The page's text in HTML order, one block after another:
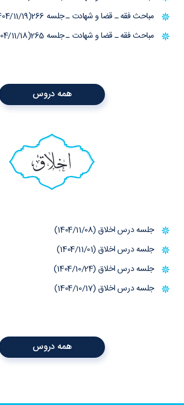
مباحث فقه ـ قضا و شهادت ـ جلسه 266(1404/11/19)
مباحث فقه ـ قضا و شهادت ـ جلسه 265(1404/11/18)
همه دروس
اخلاق
جلسه درس اخلاق (1404/11/08)
جلسه درس اخلاق (1404/11/01)
جلسه درس اخلاق (1404/10/24)
جلسه درس اخلاق (1404/10/17)
همه دروس